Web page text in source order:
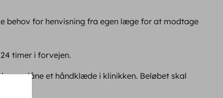
behov for henvisning fra egen læge for at modtage
timer i forvejen.
låne et håndklæde i klinikken. Beløbet skal